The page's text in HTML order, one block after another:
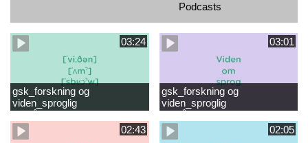
Podcasts
03:24
gsk_forskning og
viden_sproglig
læsevanskeligheder.mp4
03:01
gsk_forskning og
viden_sproglig
første læsning 6-8 år.mp4
02:43 02:05